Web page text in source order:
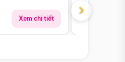
Xem chi tiết
Giá từ:
›